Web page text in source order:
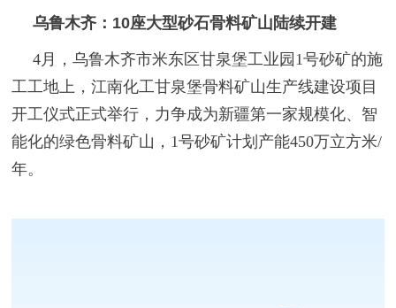
乌鲁木齐：10座大型砂石骨料矿山陆续开建
4月，乌鲁木齐市米东区甘泉堡工业园1号砂矿的施
工工地上，江南化工甘泉堡骨料矿山生产线建设项目
开工仪式正式举行，力争成为新疆第一家规模化、智
能化的绿色骨料矿山，1号砂矿计划产能450万立方米/
年。